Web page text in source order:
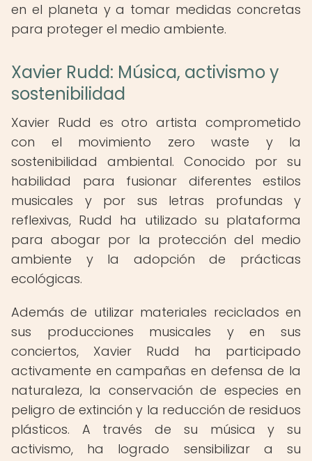
en el planeta y a tomar medidas concretas
para proteger el medio ambiente.
Xavier Rudd: Música, activismo y
sostenibilidad
Xavier Rudd es otro artista comprometido
con el movimiento zero waste y la
sostenibilidad ambiental. Conocido por su
habilidad para fusionar diferentes estilos
musicales y por sus letras profundas y
reflexivas, Rudd ha utilizado su plataforma
para abogar por la protección del medio
ambiente y la adopción de prácticas
ecológicas.
Además de utilizar materiales reciclados en
sus producciones musicales y en sus
conciertos, Xavier Rudd ha participado
activamente en campañas en defensa de la
naturaleza, la conservación de especies en
peligro de extinción y la reducción de residuos
plásticos. A través de su música y su
activismo, ha logrado sensibilizar a su